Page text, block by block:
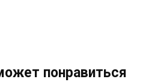
понравиться